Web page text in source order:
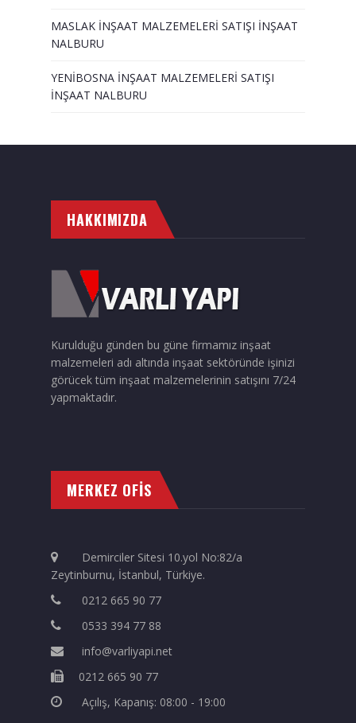
MASLAK İNŞAAT MALZEMELERİ SATIŞI İNŞAAT
NALBURU
YENİBOSNA İNŞAAT MALZEMELERİ SATIŞI
İNŞAAT NALBURU
HAKKIMIZDA
Kurulduğu günden bu güne firmamız inşaat
malzemeleri adı altında inşaat sektöründe işinizi
görücek tüm inşaat malzemelerinin satışını 7/24
yapmaktadır.
MERKEZ OFİS
Demirciler Sitesi 10.yol No:82/a
Zeytinburnu, İstanbul, Türkiye.
0212 665 90 77
0533 394 77 88
info@varliyapi.net
0212 665 90 77
Açılış, Kapanış: 08:00 - 19:00